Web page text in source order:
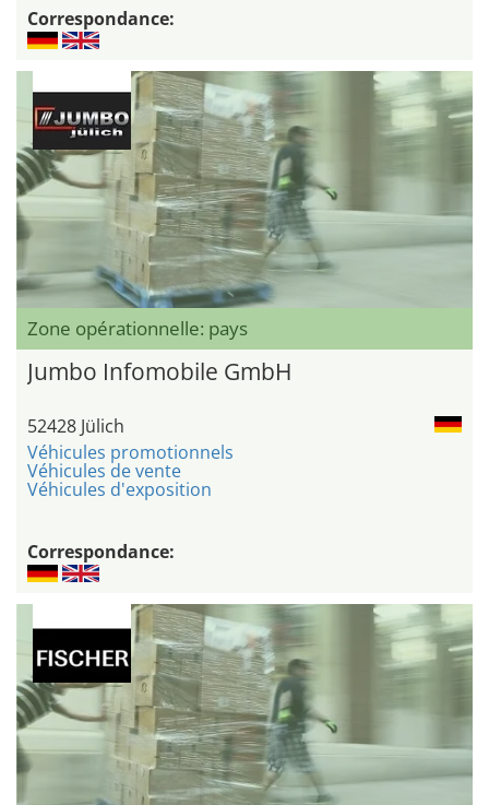
Correspondance:
Zone opérationnelle: pays
Jumbo Infomobile GmbH
52428 Jülich
Véhicules promotionnels
Véhicules de vente
Véhicules d'exposition
Correspondance: